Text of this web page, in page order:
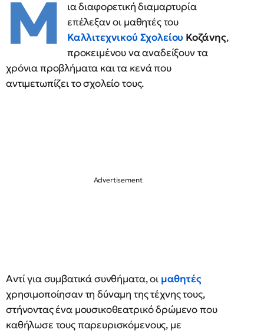
Μ
ια διαφορετική διαμαρτυρία
επέλεξαν οι μαθητές του
Καλλιτεχνικού Σχολείου Κοζάνης,
προκειμένου να αναδείξουν τα
χρόνια προβλήματα και τα κενά που
αντιμετωπίζει το σχολείο τους.
Αντί για συμβατικά συνθήματα, οι μαθητές
χρησιμοποίησαν τη δύναμη της τέχνης τους,
στήνοντας ένα μουσικοθεατρικό δρώμενο που
καθήλωσε τους παρευρισκόμενους, με